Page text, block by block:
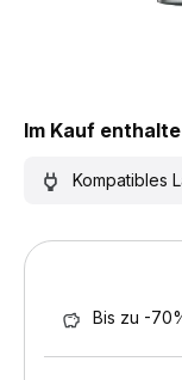
Im Kauf enthalte
Kompatibles
Bis zu -